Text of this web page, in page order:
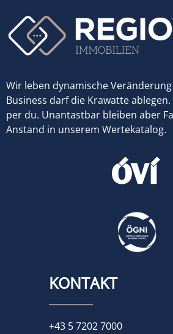
Wir leben dynamische
Business darf die Krawatte
per du. Unantastbar bleiben aber
Anstand in unserem Wertekatalog.
KONTAKT
+43 5 7202 7000